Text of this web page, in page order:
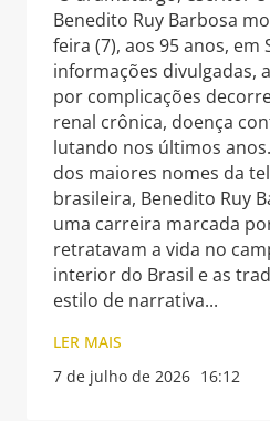
Benedito Ruy Barbosa
feira (7), aos 95 anos, em
informações divulgadas,
por complicações
renal crônica, doença
lutando nos últimos
dos maiores nomes da
brasileira, Benedito Ruy
uma carreira marcada
retratavam a vida no
interior do Brasil e as
estilo de narrativa
LER MAIS
7 de julho de 2026 16:12